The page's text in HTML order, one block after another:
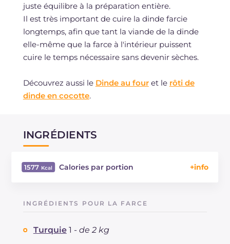
juste équilibre à la préparation entière.
Il est très important de cuire la dinde farcie
longtemps, afin que tant la viande de la dinde
elle-même que la farce à l'intérieur puissent
cuire le temps nécessaire sans devenir sèches.
Découvrez aussi le Dinde au fouret le rôti de
dinde en cocotte.
INGRÉDIENTS
1577 Calories par portion
Graisses
INGRÉDIENTS POUR LA FARCE
Turquie 1 - de 2 kg